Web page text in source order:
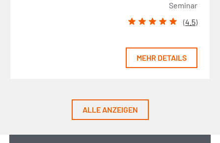
Seminar
(4.5)
MEHR DETAILS
ALLE ANZEIGEN